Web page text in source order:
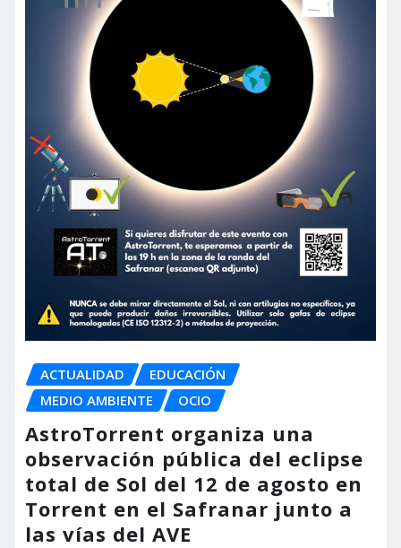
ACTUALIDAD
EDUCACIÓN
MEDIO AMBIENTE
OCIO
AstroTorrent organiza una
observación pública del eclipse
total de Sol del 12 de agosto en
Torrent en el Safranar junto a
las vías del AVE